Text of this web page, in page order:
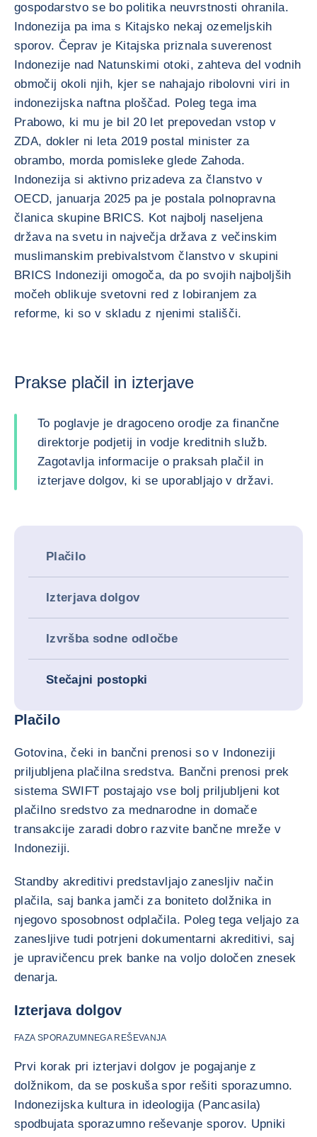
gospodarstvo se bo politika neuvrstnosti ohranila.
Indonezija pa ima s Kitajsko nekaj ozemeljskih
sporov. Čeprav je Kitajska priznala suverenost
Indonezije nad Natunskimi otoki, zahteva del vodnih
območij okoli njih, kjer se nahajajo ribolovni viri in
indonezijska naftna ploščad. Poleg tega ima
Prabowo, ki mu je bil 20 let prepovedan vstop v
ZDA, dokler ni leta 2019 postal minister za
obrambo, morda pomisleke glede Zahoda.
Indonezija si aktivno prizadeva za članstvo v
OECD, januarja 2025 pa je postala polnopravna
članica skupine BRICS. Kot najbolj naseljena
država na svetu in največja država z večinskim
muslimanskim prebivalstvom članstvo v skupini
BRICS Indoneziji omogoča, da po svojih najboljših
močeh oblikuje svetovni red z lobiranjem za
reforme, ki so v skladu z njenimi stališči.
Prakse plačil in izterjave
To poglavje je dragoceno orodje za finančne
direktorje podjetij in vodje kreditnih služb.
Zagotavlja informacije o praksah plačil in
izterjave dolgov, ki se uporabljajo v državi.
Plačilo
Izterjava dolgov
Izvršba sodne odločbe
Stečajni postopki
Plačilo
Gotovina, čeki in bančni prenosi so v Indoneziji
priljubljena plačilna sredstva. Bančni prenosi prek
sistema SWIFT postajajo vse bolj priljubljeni kot
plačilno sredstvo za mednarodne in domače
transakcije zaradi dobro razvite bančne mreže v
Indoneziji.
Standby akreditivi predstavljajo zanesljiv način
plačila, saj banka jamči za boniteto dolžnika in
njegovo sposobnost odplačila. Poleg tega veljajo za
zanesljive tudi potrjeni dokumentarni akreditivi, saj
je upravičencu prek banke na voljo določen znesek
denarja.
Izterjava dolgov
FAZA SPORAZUMNEGA REŠEVANJA
Prvi korak pri izterjavi dolgov je pogajanje z
dolžnikom, da se poskuša spor rešiti sporazumno.
Indonezijska kultura in ideologija (Pancasila)
spodbujata sporazumno reševanje sporov. Upniki